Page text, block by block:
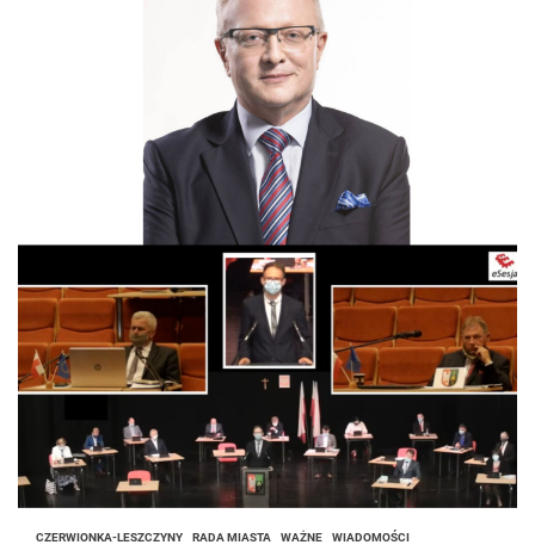
CZERWIONKA-LESZCZYNY RADA MIASTA WAŻNE WIADOMOŚCI